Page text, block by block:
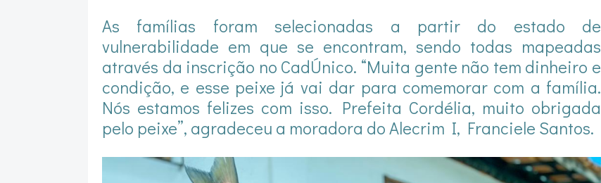
As famílias foram selecionadas a partir do estado de
vulnerabilidade em que se encontram, sendo todas mapeadas
através da inscrição no CadÚnico. “Muita gente não tem dinheiro e
condição, e esse peixe já vai dar para comemorar com a família.
Nós estamos felizes com isso. Prefeita Cordélia, muito obrigada
pelo peixe”, agradeceu a moradora do Alecrim I, Franciele Santos.